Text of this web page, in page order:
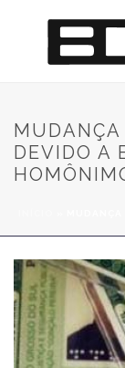
DEVIDO A